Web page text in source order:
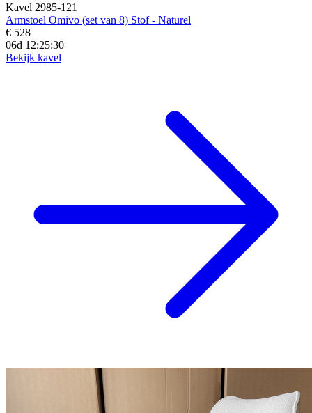
Kavel 2985-121
Armstoel Omivo (set van 8) Stof - Naturel
€ 528
06d 12:25:28
Bekijk kavel